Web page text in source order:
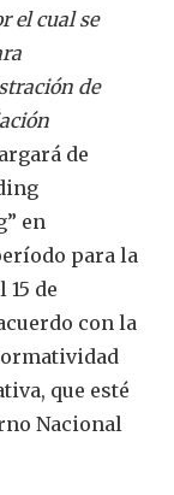
el cual se
de
de
en
para la
de
con la
que esté
Nacional